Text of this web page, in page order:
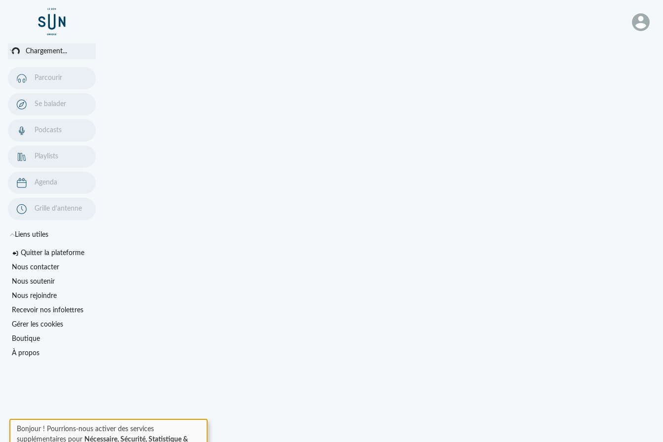
Chargement...
Parcourir
Se balader
Podcasts
Playlists
Agenda
Grille d'antenne
Liens utiles
Quitter la plateforme
Nous contacter
Nous soutenir
Nous rejoindre
Recevoir nos infolettres
Gérer les cookies
Boutique
À propos
Bonjour ! Pourrions-nous activer des services
supplémentaires pour Nécessaire, Sécurité, Statistique &